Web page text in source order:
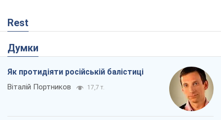
Rest
Думки
Як протидіяти російській балістиці
Віталій Портников 17,7 т.